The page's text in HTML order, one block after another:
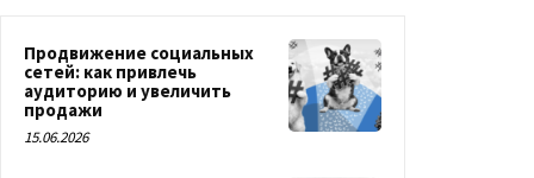
Продвижение социальных
сетей: как привлечь
аудиторию и увеличить
продажи
15.06.2026